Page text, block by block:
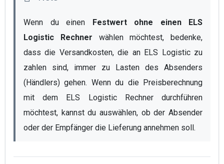
Wenn du einen Festwert ohne einen ELS
Logistic Rechner wählen möchtest, bedenke,
dass die Versandkosten, die an ELS Logistic zu
zahlen sind, immer zu Lasten des Absenders
(Händlers) gehen. Wenn du die Preisberechnung
mit dem ELS Logistic Rechner durchführen
möchtest, kannst du auswählen, ob der Absender
oder der Empfänger die Lieferung annehmen soll.